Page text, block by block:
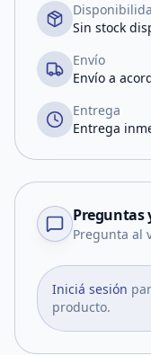
Sin stock
Envío
Envío a
Entrega
Entrega
Preguntas
Pregunta al
Iniciá sesión
producto.